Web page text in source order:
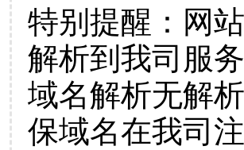
特别提醒：网
解析到我司服
域名解析无解
保域名在我司